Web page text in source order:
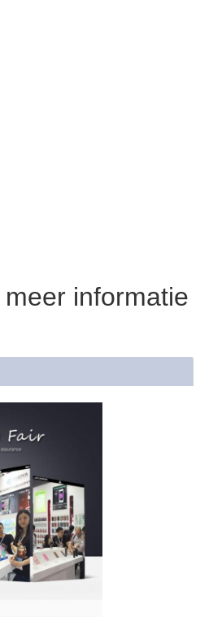
informatie